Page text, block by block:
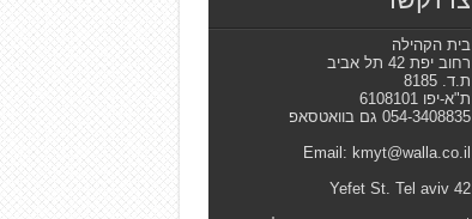
בית הקהילה
רחוב יפת 42 תל אביב
ת.ד. 8185
ת"א-יפו 6108101
054-3408835 גם בוואטסאפ
Email: kmyt@walla.co.il
42 Yefet St. Tel aviv